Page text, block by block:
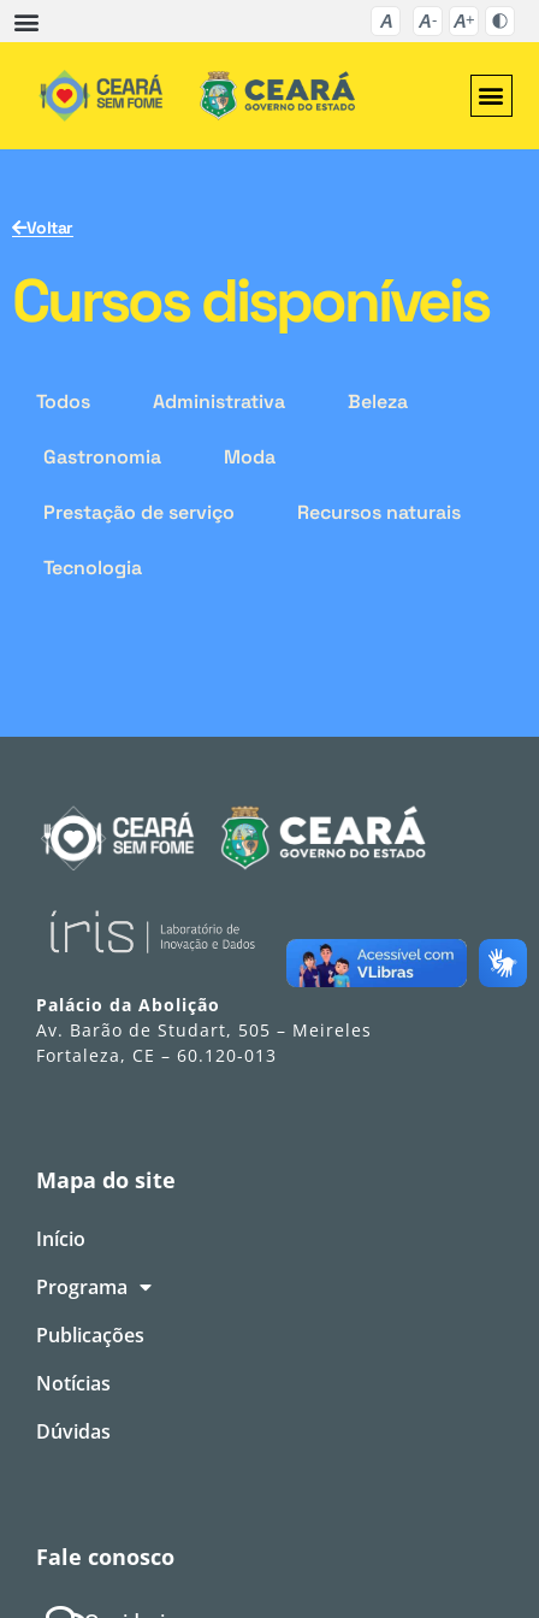
Voltar
Cursos disponíveis
Todos Administrativa Beleza
Gastronomia Moda
Prestação de serviço Recursos naturais
Tecnologia
Palácio da Abolição
Av. Barão de Studart, 505 – Meireles
Fortaleza, CE – 60.120-013
Mapa do site
Início
Programa
Publicações
Notícias
Dúvidas
Fale conosco